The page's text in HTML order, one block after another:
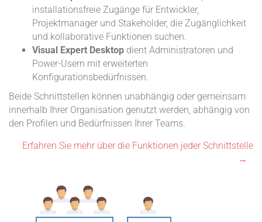
installationsfreie Zugänge für Entwickler,
Projektmanager und Stakeholder, die Zugänglichkeit
und kollaborative Funktionen suchen.
Visual Expert Desktop dient Administratoren und
Power-Usern mit erweiterten
Konfigurationsbedürfnissen.
Beide Schnittstellen können unabhängig oder gemeinsam
innerhalb Ihrer Organisation genutzt werden, abhängig von
den Profilen und Bedürfnissen Ihrer Teams.
Erfahren Sie mehr über die Funktionen jeder Schnittstelle
→